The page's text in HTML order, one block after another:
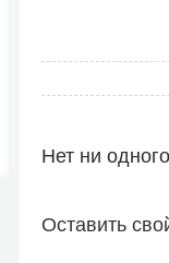
Нет ни
Оставить